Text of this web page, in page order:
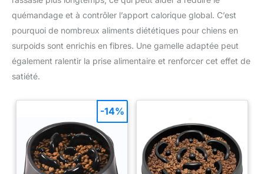
quémandage et à contrôler l’apport calorique global. C’est
pourquoi de nombreux aliments diététiques pour chiens en
surpoids sont enrichis en fibres. Une gamelle adaptée peut
également ralentir la prise alimentaire et renforcer cet effet de
satiété.
-14%